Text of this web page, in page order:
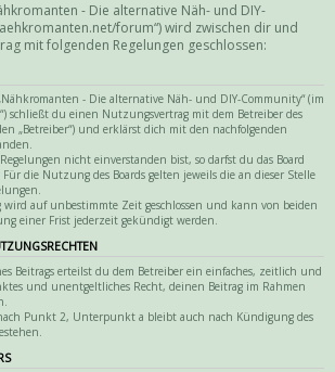
- Die alternative Näh- und DIY-
forum“) wird zwischen dir und
mit folgenden Regelungen geschlossen:
- Die alternative Näh- und DIY-Community“ (im
schließt du einen Nutzungsvertrag mit dem Betreiber des
„Betreiber“) und erklärst dich mit den nachfolgenden
nicht einverstanden bist, so darfst du das Board
die Nutzung des Boards gelten jeweils die an dieser Stelle
auf unbestimmte Zeit geschlossen und kann von beiden
einer Frist jederzeit gekündigt werden.
Beitrags erteilst du dem Betreiber ein einfaches, zeitlich und
und unentgeltliches Recht, deinen Beitrag im Rahmen
Punkt 2, Unterpunkt a bleibt auch nach Kündigung des